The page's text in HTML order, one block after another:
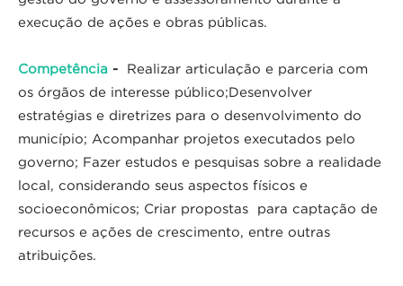
execução de ações e obras públicas.
Competência -
Realizar articulação e parceria com
os órgãos de interesse público;Desenvolver
estratégias e diretrizes para o desenvolvimento do
município; Acompanhar projetos executados pelo
governo; Fazer estudos e pesquisas sobre a realidade
local, considerando seus aspectos físicos e
socioeconômicos; Criar propostas para captação de
recursos e ações de crescimento, entre outras
atribuições.